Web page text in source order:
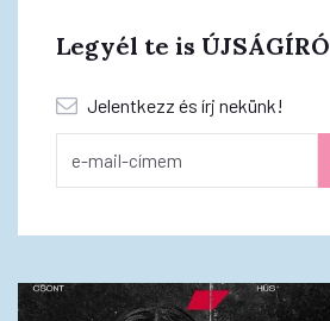
Legyél te is ÚJSÁGÍRÓ
Jelentkezz és írj nekünk!